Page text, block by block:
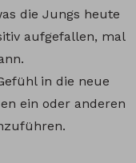
die Jungs heute
aufgefallen, mal
in die neue
ein oder anderen